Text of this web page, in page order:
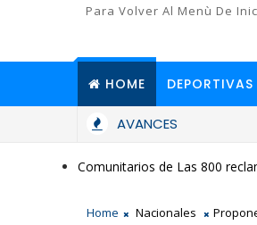
Para Volver Al Menù De
HOME DEPORTIVAS
AVANCES
Comunitarios de Las 800
Home Nacionales